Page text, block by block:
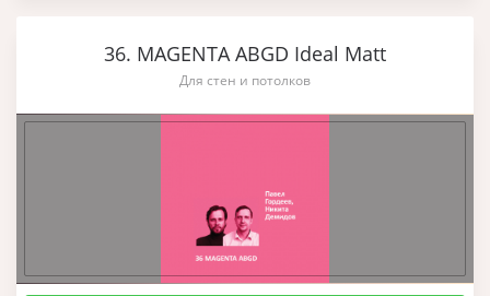
36. MAGENTA ABGD Ideal Matt
Для стен и потолков